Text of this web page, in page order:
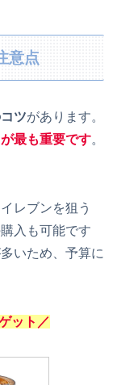
意点
ツがあります。
最も重要です。
レブンを狙う
入も可能です
いため、予算に
ット／